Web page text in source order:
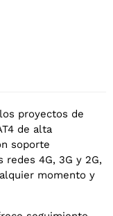
proyectos de
de alta
soporte
4G, 3G y 2G,
momento y